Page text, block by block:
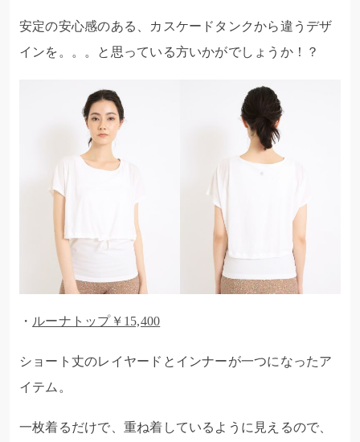
安定の安心感のある、カスケードタンクから違うデザ
インを。。。と思っている方いかがでしょうか！？
・ ルーナトップ￥15,400
ショート丈のレイヤードとインナーが一つになったア
イテム。
一枚着るだけで、重ね着しているように見えるので、